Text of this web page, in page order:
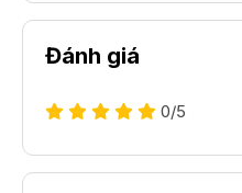
Đánh giá
0/5